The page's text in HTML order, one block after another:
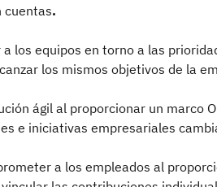
cuentas.
a los equipos en torno a las
los mismos objetivos de la
ágil al proporcionar un marco
e iniciativas empresariales
a los empleados al